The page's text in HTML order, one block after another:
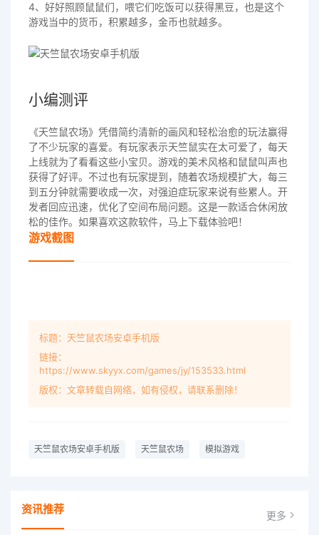
4、好好照顾鼠鼠们，喂它们吃饭可以获得黑豆，也是这个
游戏当中的货币，积累越多，金币也就越多。
小编测评
《天竺鼠农场》凭借简约清新的画风和轻松治愈的玩法赢得
了不少玩家的喜爱。有玩家表示天竺鼠实在太可爱了，每天
上线就为了看看这些小宝贝。游戏的美术风格和鼠鼠叫声也
获得了好评。不过也有玩家提到，随着农场规模扩大，每三
到五分钟就需要收成一次，对强迫症玩家来说有些累人。开
发者回应迅速，优化了空间布局问题。这是一款适合休闲放
松的佳作。如果喜欢这款软件，马上下载体验吧！
游戏截图
标题：天竺鼠农场安卓手机版
链接：
https://www.skyyx.com/games/jy/153533.html
版权：文章转载自网络，如有侵权，请联系删除！
天竺鼠农场安卓手机版 天竺鼠农场 模拟游戏
资讯推荐 更多